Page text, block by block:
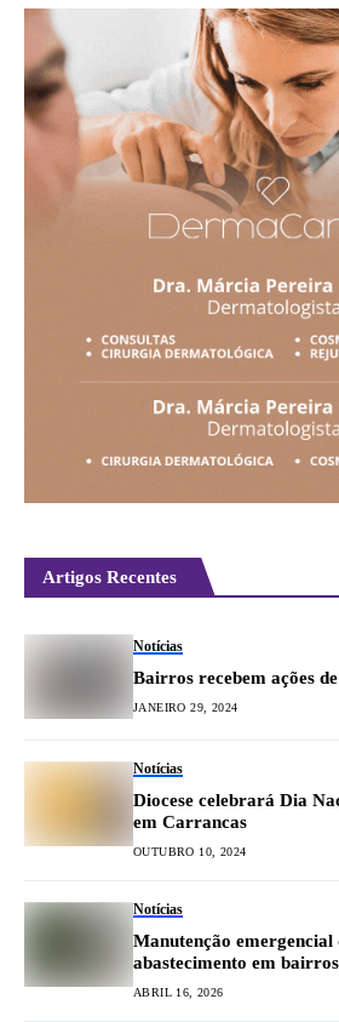
Artigos Recentes
Notícias
Bairros recebem ações
JANEIRO 29, 2024
Notícias
Diocese celebrará Dia
em Carrancas
OUTUBRO 10, 2024
Notícias
Manutenção emergencial
abastecimento em
ABRIL 16, 2026